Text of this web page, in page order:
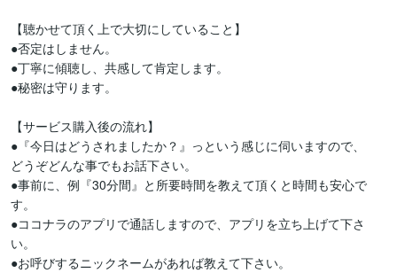
【聴かせて頂く上で大切にしていること】
●否定はしません。
●丁寧に傾聴し、共感して肯定します。
●秘密は守ります。
【サービス購入後の流れ】
●『今日はどうされましたか？』っという感じに伺いますので、
どうぞどんな事でもお話下さい。
●事前に、例『30分間』と所要時間を教えて頂くと時間も安心で
す。
●ココナラのアプリで通話しますので、アプリを立ち上げて下さ
い。
●お呼びするニックネームがあれば教えて下さい。